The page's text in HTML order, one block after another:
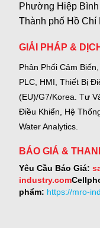
Phường Hiệp
Thành phố Hồ Chí
GIẢI PHÁP &
Phân Phối Cảm
PLC, HMI, Thiết Bị
(EU)/G7/Korea. Tư
Điều Khiển, Hệ
Water Analytics.
BÁO GIÁ &
Yêu Cầu Báo Giá:
industry.com
phẩm: https://mro-